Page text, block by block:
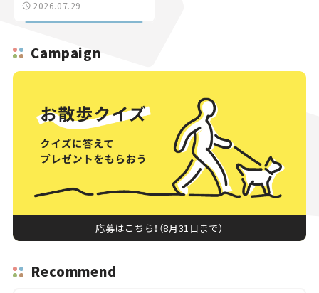
2026.07.29
Campaign
応募はこちら！（8月31日まで）
Recommend